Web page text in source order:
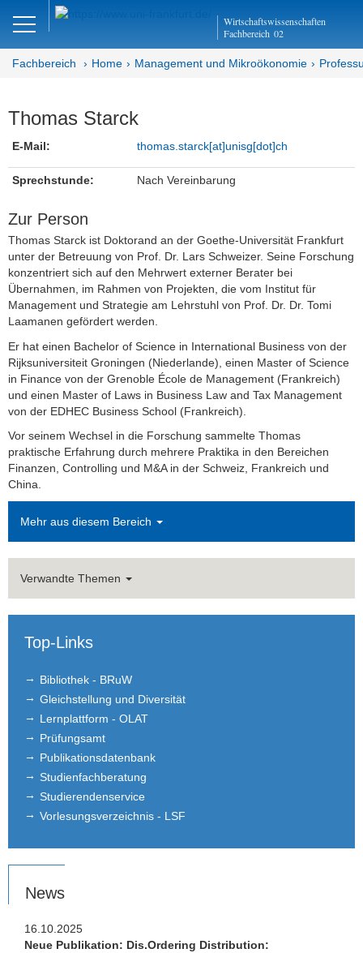
Wirtschaftswissenschaften
Fachbereich 02
DE Close
Management und
Abteilung MM
Strategisches Management
Aktuelles
Team
Prof. Dr. Lars Schweizer
Petra Junge (Teamassistenz/
Verwaltung)
Marco Hochhaus
Dr. Sascha Hohen
Gastdozenten/ Lehrbeauftragte
Alumni/Ehemalige
Thomas Starck
Hadi Yehia
Publikationen
Presse
Anerkennung von Studienleistungen
Empfehlungsschreiben
Fachbereich Home Management und Mikroökonomie
Thomas Starck
E-Mail: thomas.starck[at]unisg[dot]ch
Sprechstunde: Nach Vereinbarung
Zur Person
Thomas Starck ist Doktorand an der Goethe-Universität Frankfurt
unter der Betreuung von Prof. Dr. Lars Schweizer. Seine Forschung
konzentriert sich auf den Mehrwert externer Berater bei
Übernahmen, im Rahmen von Projekten, die vom Institut für
Management und Strategie am Lehrstuhl von Prof. Dr. Dr. Tomi
Laamanen gefördert werden.
Er hat einen Bachelor of Science in International Business von der
Rijksuniversiteit Groningen (Niederlande), einen Master of Science
in Finance von der Grenoble École de Management (Frankreich)
und einen Master of Laws in Business Law and Tax Management
von der EDHEC Business School (Frankreich).
Vor seinem Wechsel in die Forschung sammelte Thomas
praktische Erfahrung durch mehrere Praktika in den Bereichen
Finanzen, Controlling und M&A in der Schweiz, Frankreich und
China.
Mehr aus diesem Bereich
Verwandte Themen
Top-Links
Bibliothek - BRuW
Gleichstellung und Diversität
Lernplattform - OLAT
Prüfungsamt
Publikationsdatenbank
Studienfachberatung
Studierendenservice
Vorlesungsverzeichnis - LSF
News
16.10.2025
Neue Publikation: Dis.Ordering Distribution: